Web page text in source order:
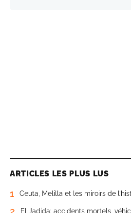
ARTICLES LES PLUS LUS
1 Ceuta, Melilla et les miroirs de
El Jadida: accidents mortels,